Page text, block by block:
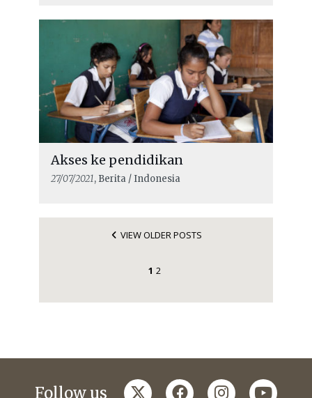
Akses ke pendidikan
27/07/2021, Berita / Indonesia
VIEW OLDER POSTS
1 2
Follow us twitterfacebookinstagramyoutube